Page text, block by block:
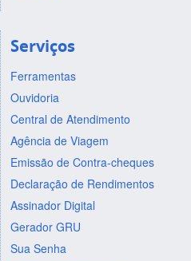
Serviços
Ferramentas
Ouvidoria
Central de Atendimento
Agência de Viagem
Emissão de Contra-cheques
Declaração de Rendimentos
Assinador Digital
Gerador GRU
Sua Senha